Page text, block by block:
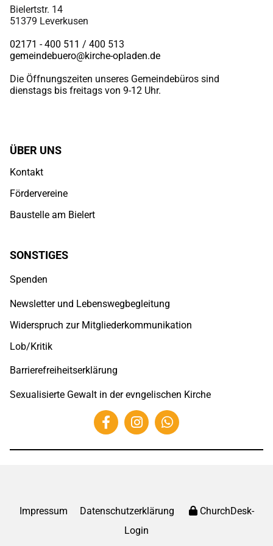
Bielertstr. 14
51379 Leverkusen
02171 - 400 511 / 400 513
gemeindebuero@kirche-opladen.de
Die Öffnungszeiten unseres Gemeindebüros sind
dienstags bis freitags von 9-12 Uhr.
ÜBER UNS
Kontakt
Fördervereine
Baustelle am Bielert
SONSTIGES
Spenden
Newsletter und Lebenswegbegleitung
Widerspruch zur Mitgliederkommunikation
Lob/Kritik
Barrierefreiheitserklärung
Sexualisierte Gewalt in der evngelischen Kirche
Impressum Datenschutzerklärung
ChurchDesk-
Login